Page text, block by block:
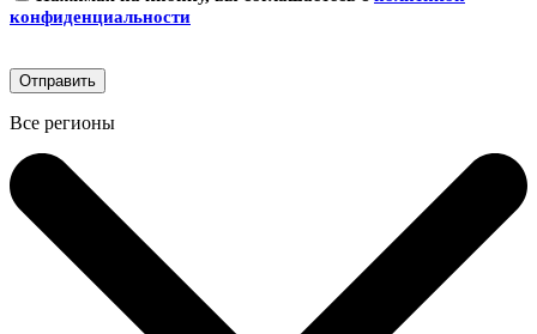
конфиденциальности
Все регионы